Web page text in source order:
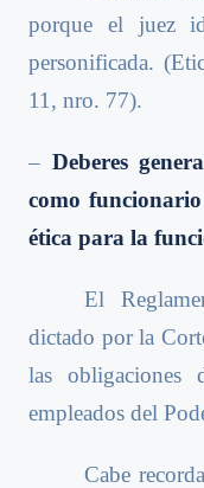
porque el juez
personificada.
11, nro. 77).
– Deberes
como
ética para la
El
dictado por la
las obligaciones
empleados del
Cabe